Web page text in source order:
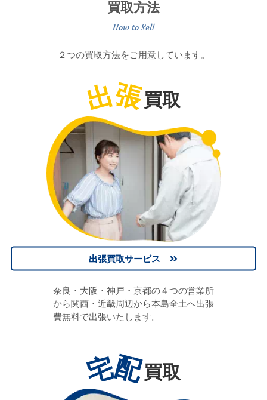
買取方法
２つの買取方法をご用意しています。
出張買取
出張買取サービス
奈良・大阪・神戸・京都の４つの営業所
から関西・近畿周辺から本島全土へ出張
費無料で出張いたします。
宅配買取